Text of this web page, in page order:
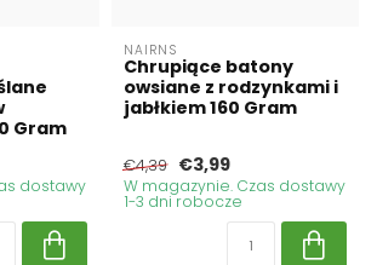
Gram
dostawy
NAIRNS
Chrupiące batony
owsiane z rodzynkami i
jabłkiem 160 Gram
€4,39 €3,99
W magazynie. Czas dostawy
1-3 dni robocze